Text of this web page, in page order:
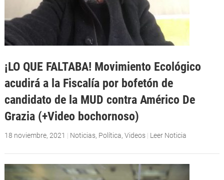
¡LO QUE FALTABA! Movimiento Ecológico
acudirá a la Fiscalía por bofetón de
candidato de la MUD contra Américo De
Grazia (+Video bochornoso)
18 noviembre, 2021 | Noticias, Política, Videos | Leer Noticia